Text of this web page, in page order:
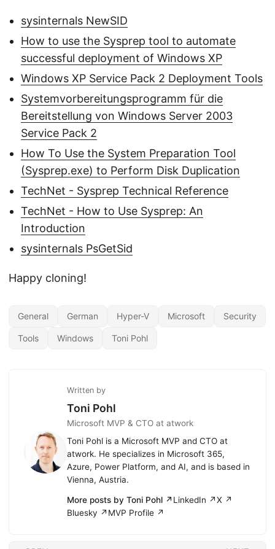
sysinternals NewSID
How to use the Sysprep tool to automate
successful deployment of Windows XP
Windows XP Service Pack 2 Deployment Tools
Systemvorbereitungsprogramm für die
Bereitstellung von Windows Server 2003
Service Pack 2
How To Use the System Preparation Tool
(Sysprep.exe) to Perform Disk Duplication
TechNet - Sysprep Technical Reference
TechNet - How to Use Sysprep: An
Introduction
sysinternals PsGetSid
Happy cloning!
General German Hyper-V Microsoft Security
Tools Windows Toni Pohl
Written by
Toni Pohl
Microsoft MVP & CTO at atwork
Toni Pohl is a Microsoft MVP and CTO at
atwork. He specializes in Microsoft 365,
Azure, Power Platform, and AI, and is based in
Vienna, Austria.
More posts by Toni Pohl ↗LinkedIn ↗X ↗
Bluesky ↗ MVP Profile ↗